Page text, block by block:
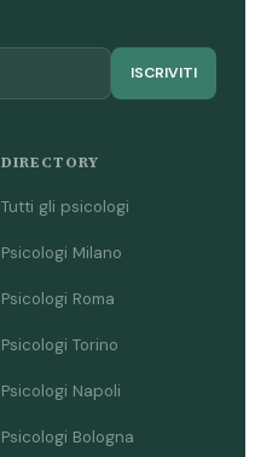
ISCRIVITI
DIRECTORY
Tutti gli psicologi
Psicologi Milano
Psicologi Roma
Psicologi Torino
Psicologi Napoli
Psicologi Bologna